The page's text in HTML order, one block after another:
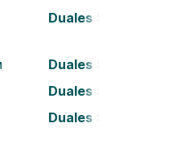
Duales Studium
Duales Studium
Duales Studium
Duales Studium